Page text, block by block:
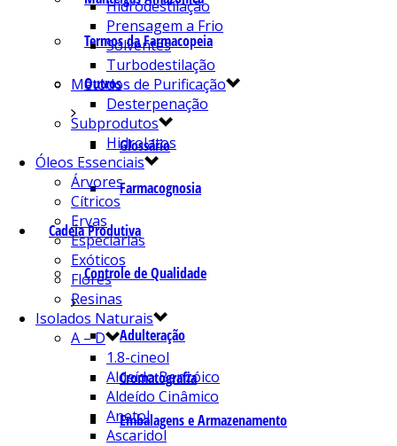
Termos da Farmacopeia
Outros
Glossário
Farmacognosia
Cadeia Produtiva
Controle de Qualidade
Adulteração
Cromatografia
Embalagens e Armazenamento
Hidrodestilação
Prensagem a Frio
Solventes
Turbodestilação
Métodos de Purificação
Desterpenação
Subprodutos
Hidrolatos
Óleos Essenciais
Árvores
Cítricos
Ervas
Especiarias
Exóticos
Flores
Resinas
Isolados Naturais
A – D
1.8-cineol
Aldeído Benzóico
Aldeído Cinâmico
Anetol
Ascaridol